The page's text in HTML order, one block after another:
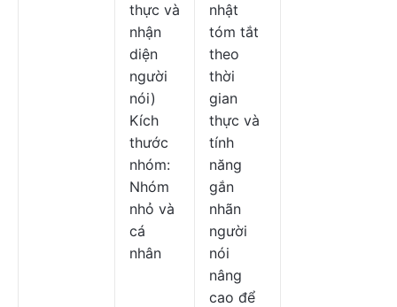
thực và
nhận
diện
người
nói)
Kích
thước
nhóm:
Nhóm
nhỏ và
cá
nhân
nhật
tóm tắt
theo
thời
gian
thực và
tính
năng
gắn
nhãn
người
nói
nâng
cao để